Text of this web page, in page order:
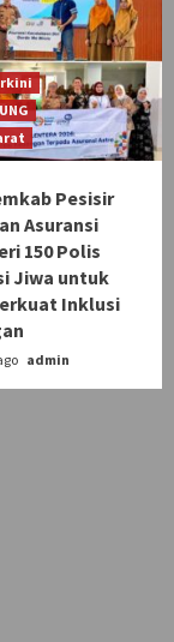
Pesisir
Asuransi
150 Polis
Jiwa untuk
Inklusi
admin